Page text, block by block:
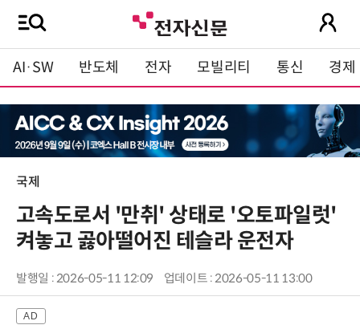
AI·SW 반도체 전자 모빌리티 통신 경제
국제
고속도로서 '만취' 상태로 '오토파일럿'
켜놓고 곯아떨어진 테슬라 운전자
발행일 : 2026-05-11 12:09 업데이트 : 2026-05-11 13:00